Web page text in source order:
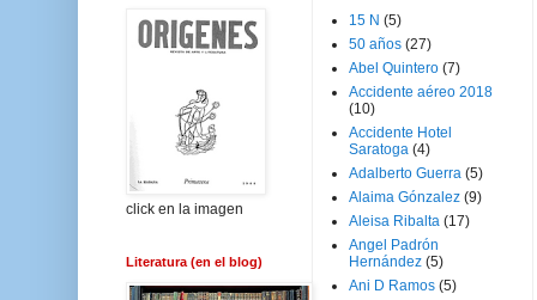
click en la imagen
Literatura (en el blog)
15 N (5)
50 años (27)
Abel Quintero (7)
Accidente aéreo 2018
(10)
Accidente Hotel
Saratoga (4)
Adalberto Guerra (5)
Alaima Gónzalez (9)
Aleisa Ribalta (17)
Angel Padrón
Hernández (5)
Ani D Ramos (5)